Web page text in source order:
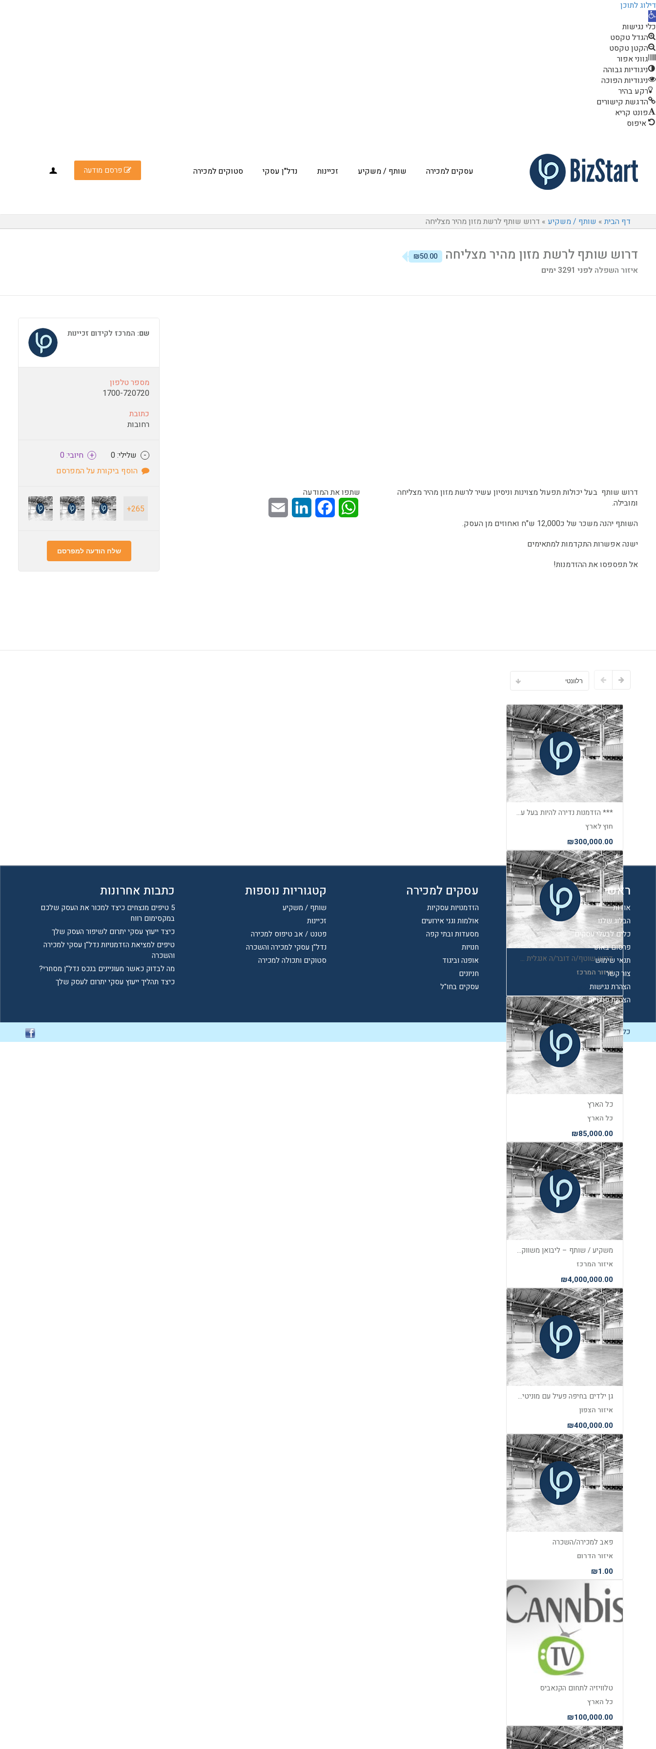
דילוג לתוכן
פתח
סרגל
נגישות
כלי נגישות
הגדל טקסט
הקטן טקסט
גווני אפור
ניגודיות גבוהה
ניגודיות הפוכה
רקע בהיר
הדגשת קישורים
פונט קריא
איפוס
עסקים למכירה שותף / משקיע זכיינות נדל"ן עסקי סטוקים למכירה פרסם מודעה
דף הבית» שותף / משקיע » דרוש שותף לרשת מזון מהיר מצליחה
דרוש שותף לרשת מזון מהיר מצליחה ₪50.00
איזור השפלה לפני 3291 ימים
דרוש שותף בעל יכולות תפעול מצוינות וניסיון עשיר לרשת מזון מהיר מצליחה
ומובילה.
השותף יהנה משכר של כ12,000 ש"ח ואחוזים מן העסק.
ישנה אפשרות התקדמות למתאימים
אל תפספסו את ההזדמנות!
שתפו את המודעה
WhatsApp
Facebook
LinkedIn
שם: המרכז לקידום זכיינות
מספר טלפון
1700-720720
כתובת
רחובות
+חיובי: 0 - שלילי: 0
הוסף ביקורת על המפרסם
265+
שלח הודעה למפרסם
רלוונטי
*** הזדמנות נדירה להיות בעל עסק מצליח בחופים היפים של קפריסין***
חוץ לארץ
₪300,000.00
דרוש שוטף/ה דובר/ה אנגלית טוב מאוד להקמת רשתות שיווק בארצות הברית
איזור המרכז
₪5,000.00
כל הארץ
כל הארץ
₪85,000.00
משקיע / שותף – ליבואן משווק מוצרי תאורה ועוד… במרכז הארץ !
איזור המרכז
₪4,000,000.00
גן ילדים בחיפה פעיל עם מוניטין למכירה
איזור הצפון
₪400,000.00
פאב למכירה/השכרה
איזור הדרום
₪1.00
טלוויזיה לתחום הקנאביס
כל הארץ
₪100,000.00
ראשי
אודות
הבלוג שלנו
כלים לבעלי עסקים
פרסום באתר
תנאי שימוש
צור קשר
הצהרת נגישות
הצהרת פרטיות
עסקים למכירה
הזדמנויות עסקיות
אולמות וגני אירועים
מסעדות ובתי קפה
חנויות
אופנה וביגוד
חניונים
עסקים בחו"ל
קטגוריות נוספות
שותף / משקיע
זכיינות
פטנט / אב טיפוס למכירה
נדל"ן עסקי למכירה והשכרה
סטוקים ותכולה למכירה
כתבות אחרונות
5 טיפים מנצחים כיצד למכור את העסק שלכם
במקסימום רווח
כיצד ייעוץ עסקי יתרום לשיפור העסק שלך
טיפים למציאת הזדמנויות נדל"ן עסקי למכירה
והשכרה
מה לבדוק כאשר מעוניינים בנכס נדל"ן מסחרי?
כיצד תהליך ייעוץ עסקי יתרום לעסק שלך
כל הזכויות שמורות ל-Biz Start